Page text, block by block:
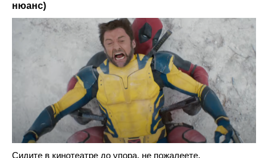
нюанс)
Сидите в кинотеатре до упора, не пожалеете.